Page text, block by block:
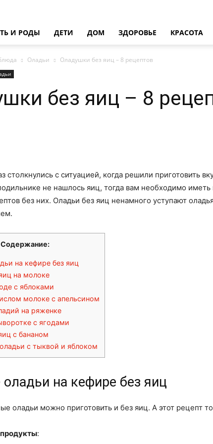
И РОДЫ ДЕТИ ДОМ ЗДОРОВЬЕ КРАСОТА
Оладьи Оладушки без яиц – 8 рецептов
без яиц – 8
столкнулись с ситуацией, когда решили приготовить
не нашлось яиц, тогда вам необходимо
без них. Оладьи без яиц ненамного уступают
Содержание:
на кефире без яиц
на молоке
с яблоками
молоке с апельсином
на ряженке
с ягодами
с бананом
с тыквой и яблоком
на кефире без яиц
оладьи можно приготовить и без яиц. А этот рецепт
: